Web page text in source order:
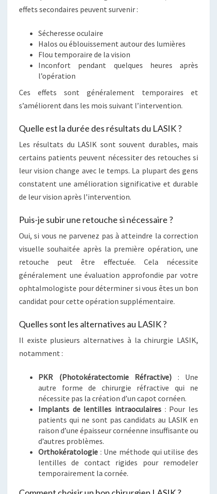
effets secondaires peuvent survenir :
Sécheresse oculaire
Halos ou éblouissement autour des lumières
Flou temporaire de la vision
Inconfort pendant quelques heures après
l’opération
Ces effets sont généralement temporaires et
s’améliorent dans les mois suivant l’intervention.
Quelle est la durée des résultats du LASIK ?
Les résultats du LASIK sont souvent durables, mais
certains patients peuvent nécessiter des retouches si
leur vision change avec le temps. La plupart des gens
constatent une amélioration significative et durable
de leur vision après l’intervention.
Puis-je subir une retouche si nécessaire ?
Oui, si vous ne parvenez pas à atteindre la correction
visuelle souhaitée après la première opération, une
retouche peut être effectuée. Cela nécessite
généralement une évaluation approfondie par votre
ophtalmologiste pour déterminer si vous êtes un bon
candidat pour cette opération supplémentaire.
Quelles sont les alternatives au LASIK ?
Il existe plusieurs alternatives à la chirurgie LASIK,
notamment :
PKR (Photokératectomie Réfractive) : Une
autre forme de chirurgie réfractive qui ne
nécessite pas la création d’un capot cornéen.
Implants de lentilles intraoculaires : Pour les
patients qui ne sont pas candidats au LASIK en
raison d’une épaisseur cornéenne insuffisante ou
d’autres problèmes.
Orthokératologie : Une méthode qui utilise des
lentilles de contact rigides pour remodeler
temporairement la cornée.